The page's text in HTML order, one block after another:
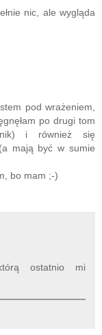
nic, ale wygląda
pod wrażeniem,
po drugi tom
i również się
mają być w sumie
bo mam ;-)
ostatnio mi